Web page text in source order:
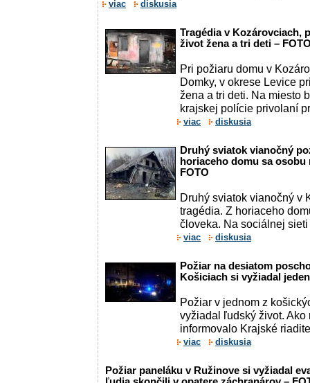
viac diskusia
Tragédia v Kozárovciach,
život žena a tri deti –
Pri požiaru domu v
Domky, v okrese Levice
žena a tri deti. Na miesto
krajskej polície privolaní
viac diskusia
Druhý sviatok vianočný
horiaceho domu sa
FOTO
Druhý sviatok vianočný v
tragédia. Z horiaceho
človeka. Na sociálnej
viac diskusia
Požiar na desiatom
Košiciach si vyžiadal
Požiar v jednom z
vyžiadal ľudský život.
informovalo Krajské
viac diskusia
Požiar paneláku v Ružinove si vyžiadal